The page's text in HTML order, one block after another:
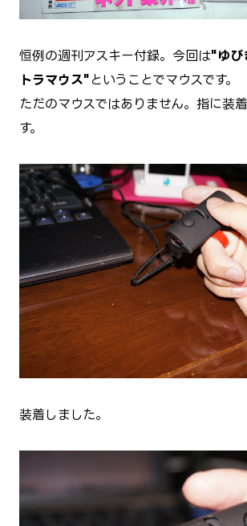
恒例の週刊アスキー付録。今回は"ゆび
トラマウス"ということでマウスです。
ただのマウスではありません。指に装
す。
装着しました。